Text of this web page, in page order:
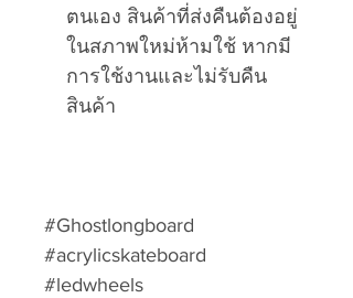
ตนเอง สินค้าที่ส่งคืนต้องอยู่
ในสภาพใหม่ห้ามใช้ หากมี
การใช้งานและไม่รับคืน
สินค้า
#Ghostlongboard
#acrylicskateboard
#ledwheels